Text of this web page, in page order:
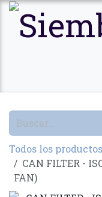
Ir al contenido
Todos los productos
CAN FILTER -
FAN)